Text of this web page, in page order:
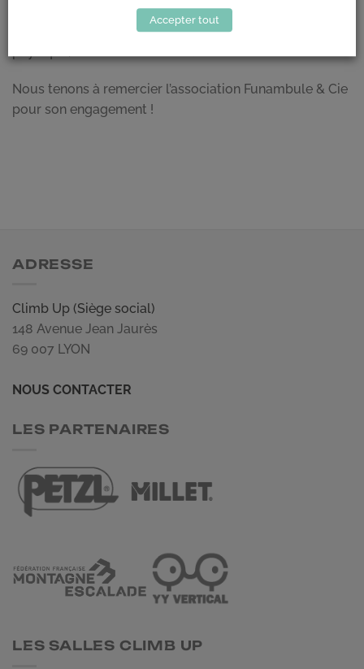
apportera un soutien précieux aux enfants en situation
de vulnérabilité, en favorisant leur développement
Nous tenons à remercier l’association Funambule & Cie
pour son engagement !
ADRESSE
Climb Up (Siège social)
148 Avenue Jean Jaurès
69 007 LYON
NOUS CONTACTER
LES PARTENAIRES
LES SALLES CLIMB UP
Accepter tout